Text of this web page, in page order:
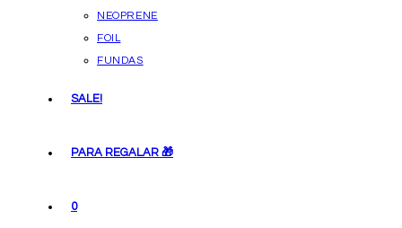
NEOPRENE
FOIL
FUNDAS
SALE!
PARA REGALAR 🎁
0